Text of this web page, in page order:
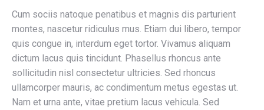
Cum sociis natoque penatibus et magnis dis parturient
montes, nascetur ridiculus mus. Etiam dui libero, tempor
quis congue in, interdum eget tortor. Vivamus aliquam
dictum lacus quis tincidunt. Phasellus rhoncus ante
sollicitudin nisl consectetur ultricies. Sed rhoncus
ullamcorper mauris, ac condimentum metus egestas ut.
Nam et urna ante, vitae pretium lacus vehicula. Sed